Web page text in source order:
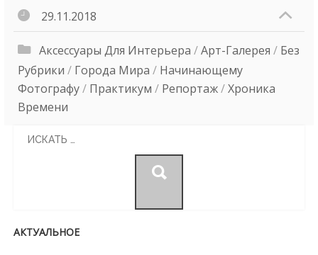
29.11.2018
Аксессуары Для Интерьера /Арт-Галерея / Без
Рубрики / Города Мира / Начинающему
Фотографу/ Практикум / Репортаж/Хроника
Времени
АКТУАЛЬНОЕ